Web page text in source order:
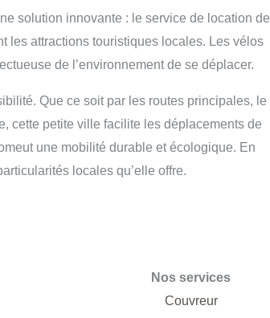
solution innovante : le service de location de
les attractions touristiques locales. Les vélos
de l’environnement de se déplacer.
Que ce soit par les routes principales, le
cette petite ville facilite les déplacements de
une mobilité durable et écologique. En
locales qu’elle offre.
Nos services
Couvreur